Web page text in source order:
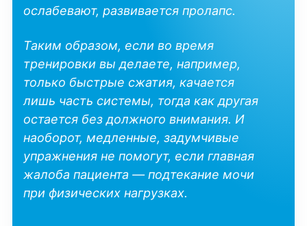
ослабевают, развивается пролапс.
Таким образом, если во время
тренировки вы делаете, например,
только быстрые сжатия, качается
лишь часть системы, тогда как другая
остается без должного внимания. И
наоборот, медленные, задумчивые
упражнения не помогут, если главная
жалоба пациента — подтекание мочи
при физических нагрузках.